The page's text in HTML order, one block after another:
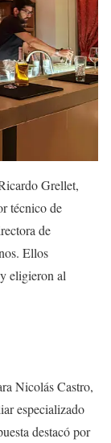
Grellet,
técnico de
de
Ellos
eligieron al
Nicolás Castro,
especializado
destacó por